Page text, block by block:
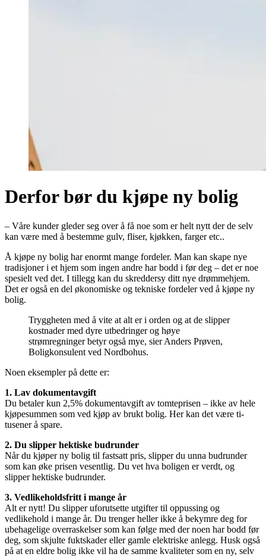
Derfor bør du kjøpe ny bolig
– Våre kunder gleder seg over å få noe som er helt nytt der de selv
kan være med å bestemme gulv, fliser, kjøkken, farger etc..
Å kjøpe ny bolig har enormt mange fordeler. Man kan skape nye
tradisjoner i et hjem som ingen andre har bodd i før deg – det er noe
spesielt ved det. I tillegg kan du skreddersy ditt nye drømmehjem.
Det er også en del økonomiske og tekniske fordeler ved å kjøpe ny
bolig.
Tryggheten med å vite at alt er i orden og at de slipper
kostnader med dyre utbedringer og høye
strømregninger betyr også mye, sier Anders Prøven,
Boligkonsulent ved Nordbohus.
Noen eksempler på dette er:
1. Lav dokumentavgift
Du betaler kun 2,5% dokumentavgift av tomteprisen – ikke av hele
kjøpesummen som ved kjøp av brukt bolig. Her kan det være ti-
tusener å spare.
2. Du slipper hektiske budrunder
Når du kjøper ny bolig til fastsatt pris, slipper du unna budrunder
som kan øke prisen vesentlig. Du vet hva boligen er verdt, og
slipper hektiske budrunder.
3. Vedlikeholdsfritt i mange år
Alt er nytt! Du slipper uforutsette utgifter til oppussing og
vedlikehold i mange år. Du trenger heller ikke å bekymre deg for
ubehagelige overraskelser som kan følge med der noen har bodd før
deg, som skjulte fuktskader eller gamle elektriske anlegg. Husk også
på at en eldre bolig ikke vil ha de samme kvaliteter som en ny, selv